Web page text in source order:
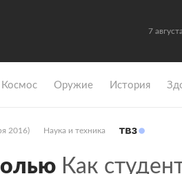
7
Космос Оружие История
2016) Наука и техника
Как